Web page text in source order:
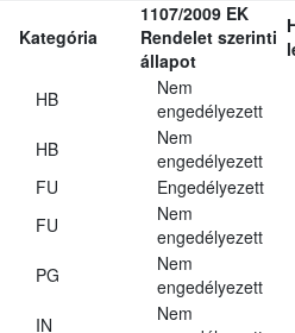
Kategória
1107/2009 EK
Rendelet szerinti
állapot
HB
Nem
engedélyezett
HB
Nem
engedélyezett
FU
Engedélyezett
FU
Nem
engedélyezett
PG
Nem
engedélyezett
IN
Nem